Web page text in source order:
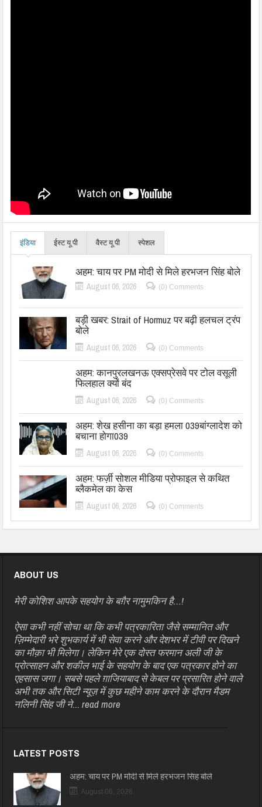
इंडिया ईस्ट यू.पी वैस्ट यू.पी स्पेशल
अहम: चाय पर PM मोदी से मिले हरभजन सिंह बोले
August 06, 2026 (0) Comments
बड़ी खबर: Strait of Hormuz पर बढ़ी हलचल ट्रंप
बोले
August 06, 2026 (0) Comments
अहम: कानपुरलखनऊ एक्सप्रेसवे पर टोल वसूली
फिलहाल क्यों बंद
August 06, 2026 (0) Comments
अहम: शेख हसीना का बड़ा हमला 039बांग्लादेश को
बचाना होगा039
August 06, 2026 (0) Comments
अहम: फर्ज़ी सोशल मीडिया प्रोफाइल से कथित
ब्लैकमेल का केस
August 06, 2026 (0) Comments
ABOUT US
मेरी कोशिश आपके सहयोग के बग़ैर नामुमकिन है…!
ऐसा कभी नहीं सोचा था कि कभी पत्रकारिता जैसे सम्मानित और
ज़िम्मेदारी भरे शुभकार्य में भी सेवा करने और देशभर में टीवी पर दिखने
का मौक़ा भी मिलेगा। लेकिन मेरे एक दोस्त फरमान अली जी के
प्रोत्साहन और शकील भाई के सहयोग के बाद एक पत्रकार होने का
एहसास जगा। सबसे पहले ग़ाजियाबाद से केबल पर प्रसारित होने वाले
अभी तक और सिटी न्यूज़ में कुछ महीने काम करने के दौरान मैडम
नलिनी सिंह जी ने...read more
LATEST POSTS
अहम: चाय पर PM मोदी से मिले हरभजन सिंह बोले
August 06, 2026